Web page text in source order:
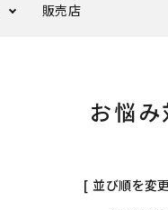
販売店
お悩み
[ 並び順を変